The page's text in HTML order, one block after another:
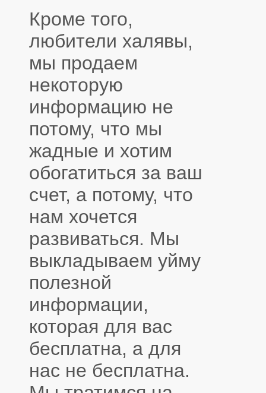
Кроме того,
любители халявы,
мы продаем
некоторую
информацию не
потому, что мы
жадные и хотим
обогатиться за ваш
счет, а потому, что
нам хочется
развиваться. Мы
выкладываем уйму
полезной
информации,
которая для вас
бесплатна, а для
нас не бесплатна.